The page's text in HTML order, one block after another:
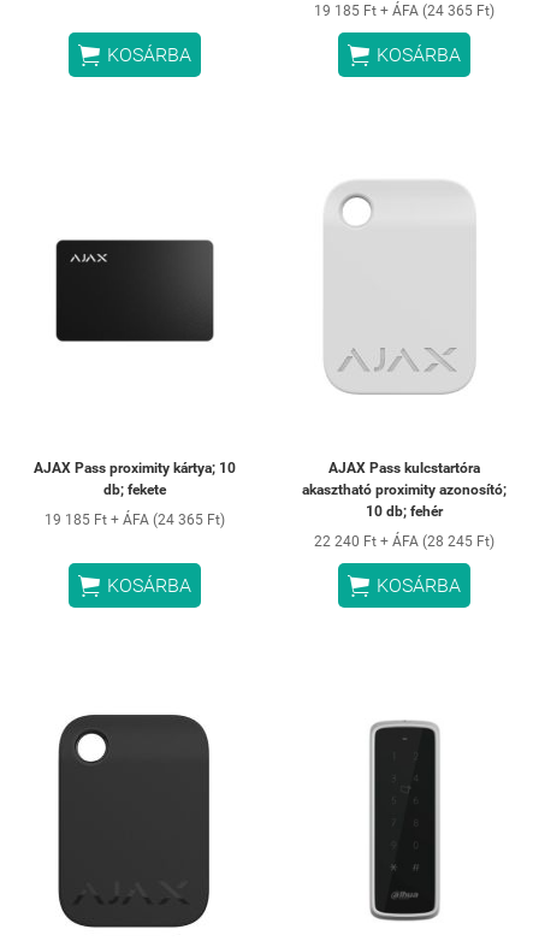
 KOSÁRBA
19 185 Ft + ÁFA (24 365 Ft)
 KOSÁRBA
AJAX Pass proximity kártya; 10
db; fekete
19 185 Ft + ÁFA (24 365 Ft)
 KOSÁRBA
AJAX Pass kulcstartóra
akasztható proximity azonosító;
10 db; fehér
22 240 Ft + ÁFA (28 245 Ft)
 KOSÁRBA